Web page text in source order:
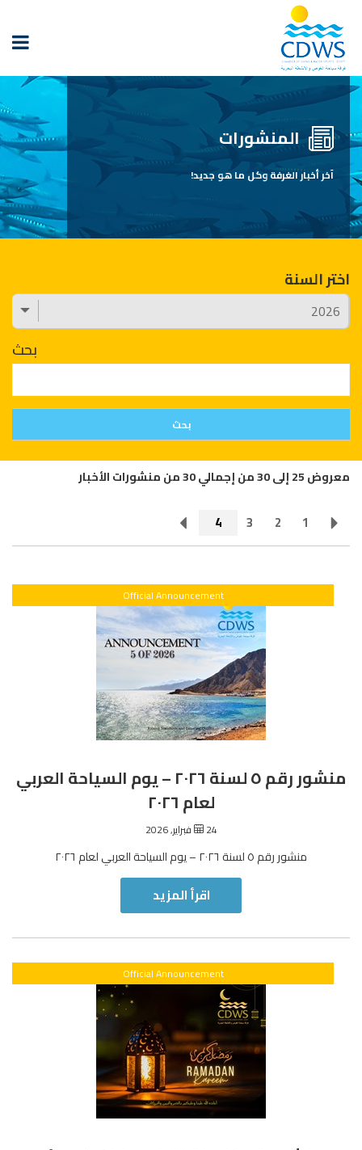
المنشورات
آخر أخبار الغرفة وكل ما هو جديد!
اختر السنة
بحث
معروض 25 إلى 30 من إجمالي 30 من منشورات الأخبار
1
2
3
4
Official Announcement
منشور رقم ٥ لسنة ٢٠٢٦ – يوم السياحة العربي
لعام ٢٠٢٦
24 فبراير, 2026
منشور رقم ٥ لسنة ٢٠٢٦ – يوم السياحة العربي لعام ٢٠٢٦
اقرأ المزيد
Official Announcement